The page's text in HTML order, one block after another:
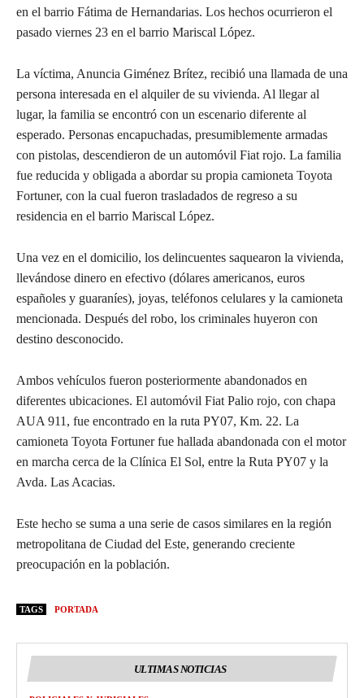
en el barrio Fátima de Hernandarias. Los hechos ocurrieron el
pasado viernes 23 en el barrio Mariscal López.
La víctima, Anuncia Giménez Brítez, recibió una llamada de una
persona interesada en el alquiler de su vivienda. Al llegar al
lugar, la familia se encontró con un escenario diferente al
esperado. Personas encapuchadas, presumiblemente armadas
con pistolas, descendieron de un automóvil Fiat rojo. La familia
fue reducida y obligada a abordar su propia camioneta Toyota
Fortuner, con la cual fueron trasladados de regreso a su
residencia en el barrio Mariscal López.
Una vez en el domicilio, los delincuentes saquearon la vivienda,
llevándose dinero en efectivo (dólares americanos, euros
españoles y guaraníes), joyas, teléfonos celulares y la camioneta
mencionada. Después del robo, los criminales huyeron con
destino desconocido.
Ambos vehículos fueron posteriormente abandonados en
diferentes ubicaciones. El automóvil Fiat Palio rojo, con chapa
AUA 911, fue encontrado en la ruta PY07, Km. 22. La
camioneta Toyota Fortuner fue hallada abandonada con el motor
en marcha cerca de la Clínica El Sol, entre la Ruta PY07 y la
Avda. Las Acacias.
Este hecho se suma a una serie de casos similares en la región
metropolitana de Ciudad del Este, generando creciente
preocupación en la población.
TAGS PORTADA
ULTIMAS NOTICIAS